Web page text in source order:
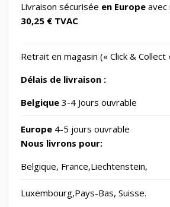
IT Accessories/Monitor stands
Jardin
Jouets
Laser graveurs et
Livraison sécurisée en Europe avec
30,25 € TVAC
Retrait en magasin (« Click & Collect
Délais de livraison :
Belgique 3-4 Jours ouvrable
Europe 4-5 jours ouvrable
Nous livrons pour:
Belgique, France,Liechtenstein,
Luxembourg,Pays-Bas, Suisse.